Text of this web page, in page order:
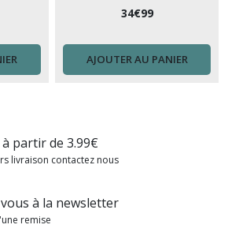
34€99
AJOUTER AU PANIER
partir de 3.99€
livraison contactez nous
à la newsletter
remise